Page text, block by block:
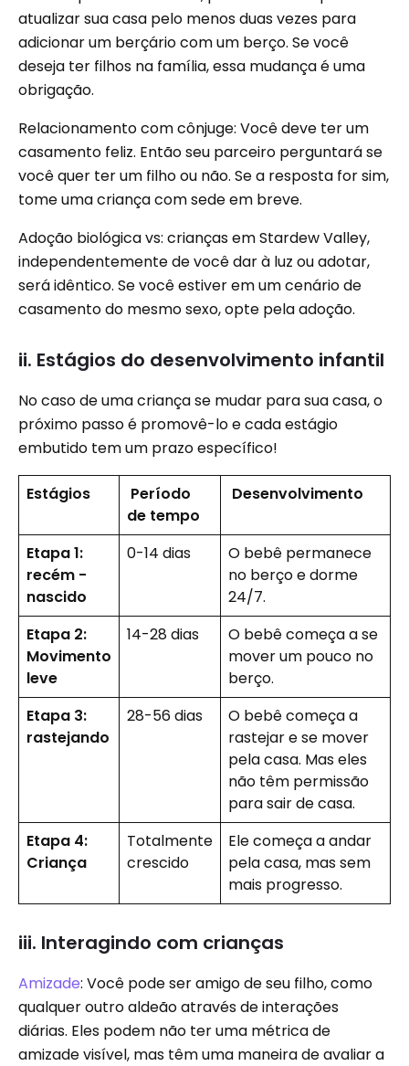
atualizar sua casa pelo menos duas vezes para
adicionar um berçário com um berço. Se você
deseja ter filhos na família, essa mudança é uma
obrigação.
Relacionamento com cônjuge: Você deve ter um
casamento feliz. Então seu parceiro perguntará se
você quer ter um filho ou não. Se a resposta for sim,
tome uma criança com sede em breve.
Adoção biológica vs: crianças em Stardew Valley,
independentemente de você dar à luz ou adotar,
será idêntico. Se você estiver em um cenário de
casamento do mesmo sexo, opte pela adoção.
ii. Estágios do desenvolvimento infantil
No caso de uma criança se mudar para sua casa, o
próximo passo é promovê-lo e cada estágio
embutido tem um prazo específico!
Estágios
Período
de tempo
Desenvolvimento
Etapa 1:
recém -
nascido
0-14 dias
O bebê permanece
no berço e dorme
24/7.
Etapa 2:
Movimento
leve
14-28 dias
O bebê começa a se
mover um pouco no
berço.
Etapa 3:
rastejando
28-56 dias
O bebê começa a
rastejar e se mover
pela casa. Mas eles
não têm permissão
para sair de casa.
Etapa 4:
Criança
Totalmente
crescido
Ele começa a andar
pela casa, mas sem
mais progresso.
iii. Interagindo com crianças
Amizade: Você pode ser amigo de seu filho, como
qualquer outro aldeão através de interações
diárias. Eles podem não ter uma métrica de
amizade visível, mas têm uma maneira de avaliar a